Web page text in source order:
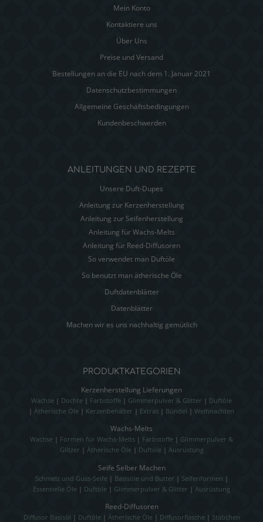
Mein Konto
Kontaktiere uns
Über Uns
Preise und Versand
Bestellungen an die EU nach dem 1. Januar 2021
Datenschutzbestimmungen
Allgemeine Geschäftsbedingungen
Kundenbeschwerden
ANLEITUNGEN UND REZEPTE
Unsere Duft-Dupes
Anleitung zur Kerzenherstellung
Anleitung zur Seifenherstellung
Anleitung für Wachs-Melts
Anleitung für Reed-Diffusoren
So verwendet man Duftöle
So benutzt man ätherische Öle
Duftdatenblätter
Datenblätter
Machen wir es uns nachhaltig gemütlich
PRODUKTKATEGORIEN
Kerzenherstellung Lieferungen
Wachse | Dochte | Farbstoffe | Glimmerpulver & Glitter | Duftöle
| Ätherische Öle | Kerzenbehälter | Extras | Bündel | Weihnachten
Wachs-Melts
Wachse | Formen für Wachs-Melts | Farbstoffe | Glimmerpulver &
Glitzer | Ätherische Öle| Duftöle| Ausrüstung
Seife Selber Machen
Schmelz und Guss-Seife| Basisöle und Butter | Seifenformen |
Essentielle Öle | Duftöle | Glimmerpulver & Glitter | Ausrüstung
Reed-Diffusoren
Diffusor Basisöl | Duftöle| Ätherische Öle| Diffusorflasche| Stäbchen